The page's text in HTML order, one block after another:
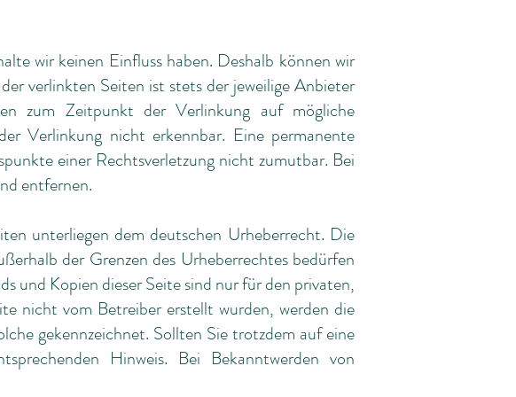
wir keinen Einfluss haben. Deshalb können wir
verlinkten Seiten ist stets der jeweilige Anbieter
zum Zeitpunkt der Verlinkung auf mögliche
Verlinkung nicht erkennbar. Eine permanente
einer Rechtsverletzung nicht zumutbar. Bei
entfernen.
unterliegen dem deutschen Urheberrecht. Die
der Grenzen des Urheberrechtes bedürfen
und Kopien dieser Seite sind nur für den privaten,
nicht vom Betreiber erstellt wurden, werden die
gekennzeichnet. Sollten Sie trotzdem auf eine
Hinweis. Bei Bekanntwerden von